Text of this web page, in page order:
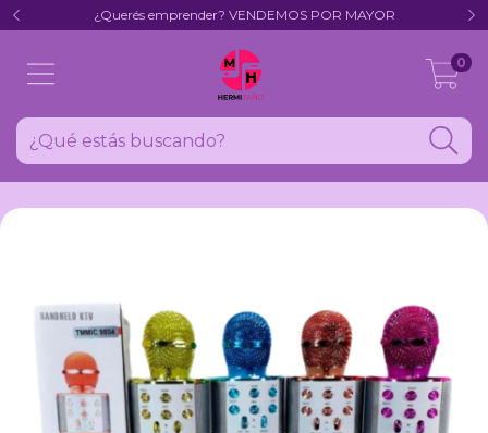
¿Querés emprender? VENDEMOS POR MAYOR
0